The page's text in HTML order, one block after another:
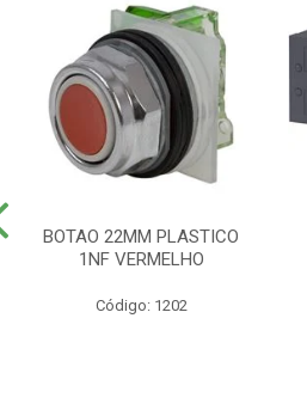
BOTAO 22MM PLASTICO
1NF VERMELHO
Código: 1202